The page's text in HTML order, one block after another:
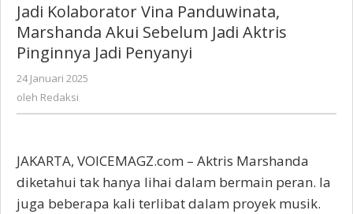
Panduwinata,
Marshanda
Akui
Pinginnya
Jadi Kolaborator Vina Panduwinata,
Marshanda Akui Sebelum Jadi Aktris
Pinginnya Jadi Penyanyi
24 Januari 2025
oleh Redaksi
JAKARTA, VOICEMAGZ.com – Aktris Marshanda
diketahui tak hanya lihai dalam bermain peran. Ia
juga beberapa kali terlibat dalam proyek musik.